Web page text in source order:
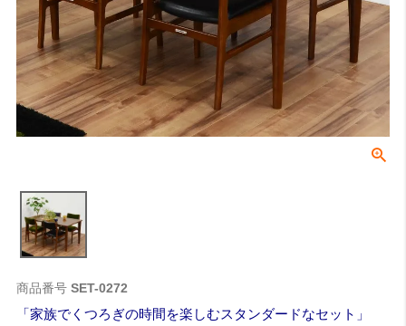
商品番号 SET-0272
家族でくつろぎの時間を楽しむスタンダードなセット